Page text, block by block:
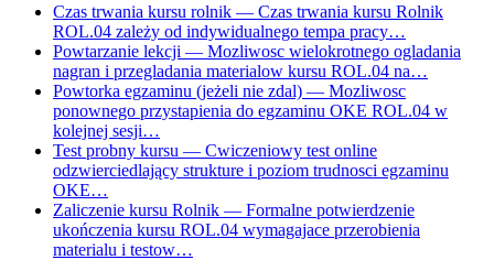
Czas trwania kursu rolnik — Czas trwania kursu Rolnik
ROL.04 zależy od indywidualnego tempa pracy…
Powtarzanie lekcji — Mozliwosc wielokrotnego ogladania
nagran i przegladania materialow kursu ROL.04 na…
Powtorka egzaminu (jeżeli nie zdal) — Mozliwosc
ponownego przystapienia do egzaminu OKE ROL.04 w
kolejnej sesji…
Test probny kursu — Cwiczeniowy test online
odzwierciedlający strukture i poziom trudnosci egzaminu
OKE…
Zaliczenie kursu Rolnik — Formalne potwierdzenie
ukończenia kursu ROL.04 wymagajace przerobienia
materialu i testow…